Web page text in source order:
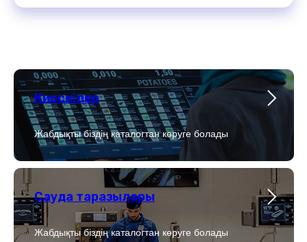
Киоскілер
Жабдықты біздің каталогтан көруге болады
Сауда таразылары
Жабдықты біздің каталогтан көруге болады